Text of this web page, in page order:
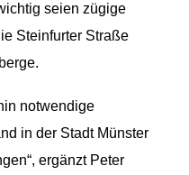
seien zügige
Steinfurter Straße
notwendige
in der Stadt Münster
ergänzt Peter